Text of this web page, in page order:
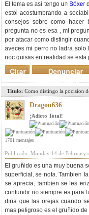
El tema es asi tengo un Bóxer
estoi acostumbrando a
consejos sobre como
pregunta no es esa , mi
por atacar como distingir
aveces mi perro no ladra solo
noc quisas en realidad se esta
Denunciar
mensaje
Citar
Titulo: Como distingo la pocision
Dragon636
¡Adicto Total!
1701 mensajes
Publicado: Monday 14 de February
El gruñido es una muy buena
superficial, se nota. Tambien
se aprecia, tambien se les
confundir no siempre es para
diria que las orejas cuando
mas peligroso es el gruñido de